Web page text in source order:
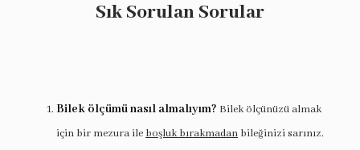
Sık Sorulan Sorular
Bilek ölçümü nasıl almalıyım? Bilek ölçünüzü almak
için bir mezura ile boşluk bırakmadan bileğinizi sarınız.